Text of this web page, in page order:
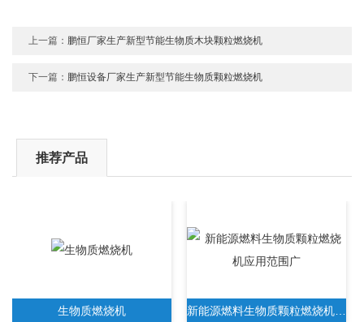
上一篇： 鹏恒厂家生产新型节能生物质木块颗粒燃烧机
下一篇： 鹏恒设备厂家生产新型节能生物质颗粒燃烧机
推荐产品
生物质燃烧机 新能源燃料生物质颗粒燃烧机应用范围广